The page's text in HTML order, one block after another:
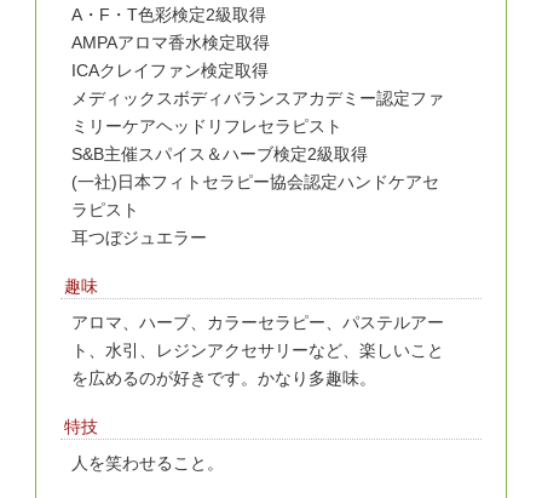
A・F・T色彩検定2級取得
AMPAアロマ香水検定取得
ICAクレイファン検定取得
メディックスボディバランスアカデミー認定ファ
ミリーケアヘッドリフレセラピスト
S&B主催スパイス＆ハーブ検定2級取得
(一社)日本フィトセラピー協会認定ハンドケアセ
ラピスト
耳つぼジュエラー
趣味
アロマ、ハーブ、カラーセラピー、パステルアー
ト、水引、レジンアクセサリーなど、楽しいこと
を広めるのが好きです。かなり多趣味。
特技
人を笑わせること。